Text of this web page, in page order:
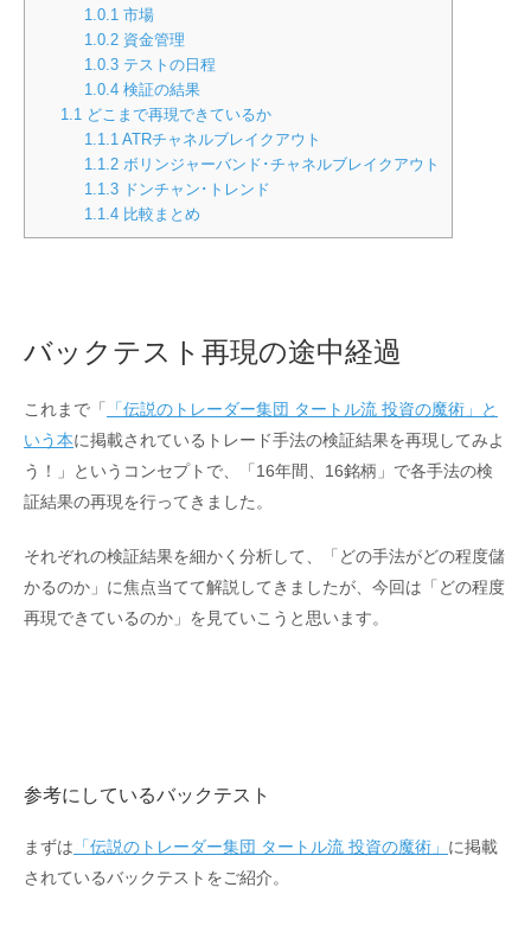
1.0.1 市場
1.0.2資金管理
1.0.3テストの日程
1.0.4検証の結果
1.1 どこまで再現できているか
1.1.1 ATRチャネルブレイクアウト
1.1.2ボリンジャーバンド･チャネルブレイクアウト
1.1.3ドンチャン･トレンド
1.1.4比較まとめ
バックテスト再現の途中経過
これまで「
「伝説のトレーダー集団 タートル流 投資の魔術」と
いう本に掲載されているトレード手法の検証結果を再現してみよ
う！」というコンセプトで、「16年間、16銘柄」で各手法の検
証結果の再現を行ってきました。
それぞれの検証結果を細かく分析して、「どの手法がどの程度儲
かるのか」に焦点当てて解説してきましたが、今回は「どの程度
再現できているのか」を見ていこうと思います。
参考にしているバックテスト
まずは 「伝説のトレーダー集団 タートル流 投資の魔術」 に掲載
されているバックテストをご紹介。